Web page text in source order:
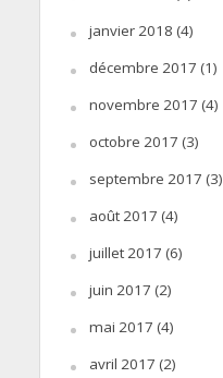
janvier 2018 (4)
décembre 2017 (1)
novembre 2017 (4)
octobre 2017 (3)
septembre 2017 (3)
août 2017 (4)
juillet 2017 (6)
juin 2017 (2)
mai 2017 (4)
avril 2017 (2)